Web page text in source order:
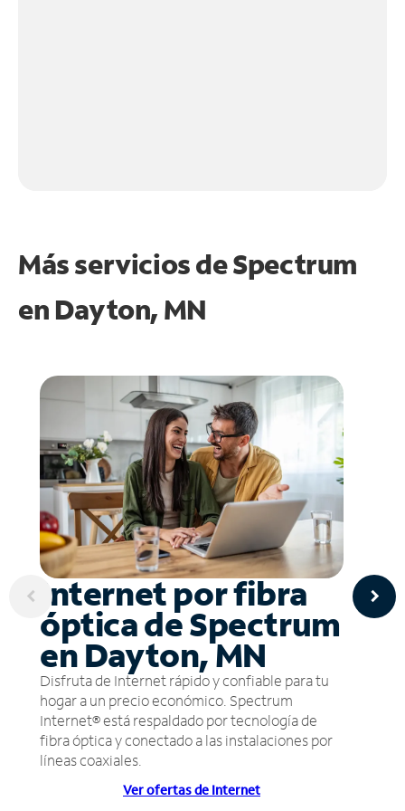
Más servicios de Spectrum
en Dayton, MN
Internet por fibra
óptica de Spectrum
en Dayton, MN
Disfruta de Internet rápido y confiable para tu
hogar a un precio económico. Spectrum
Internet® está respaldado por tecnología de
fibra óptica y conectado a las instalaciones por
líneas coaxiales.
Ver ofertas de Internet